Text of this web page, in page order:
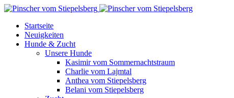
Startseite
Neuigkeiten
Hunde & Zucht
Unsere Hunde
Kasimir vom Sommernachtstraum
Charlie vom Lajmtal
Anthea vom Stiepelsberg
Belani vom Stiepelsberg